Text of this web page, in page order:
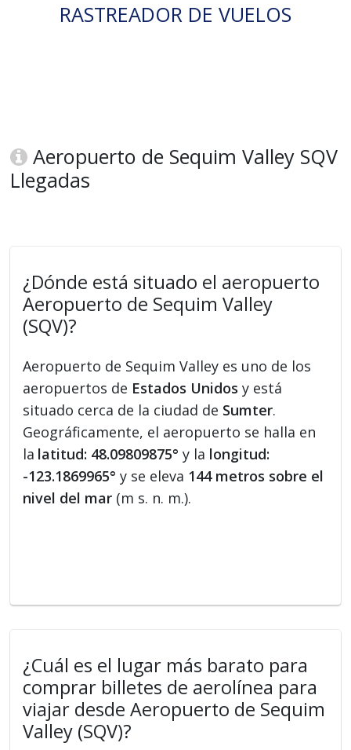
RASTREADOR DE VUELOS
Aeropuerto de Sequim Valley SQV
Llegadas
¿Dónde está situado el aeropuerto
Aeropuerto de Sequim Valley
(SQV)?
Aeropuerto de Sequim Valley es uno de los
aeropuertos de Estados Unidos y está
situado cerca de la ciudad de Sumter.
Geográficamente, el aeropuerto se halla en
la latitud: 48.09809875° y la longitud:
-123.1869965° y se eleva 144 metros sobre el
nivel del mar (m s. n. m.).
¿Cuál es el lugar más barato para
comprar billetes de aerolínea para
viajar desde Aeropuerto de Sequim
Valley (SQV)?